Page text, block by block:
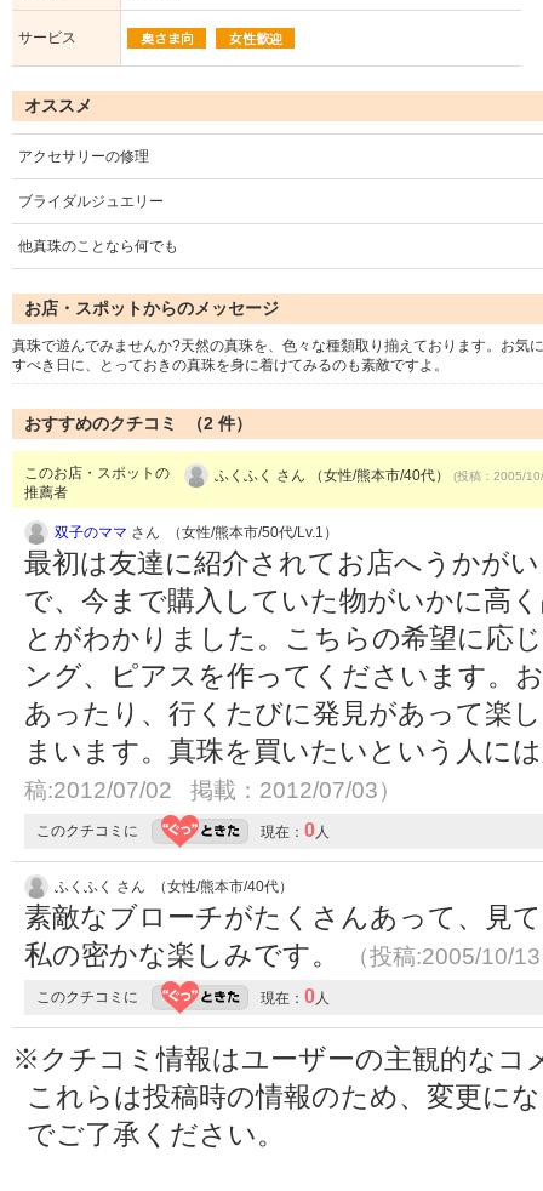
サービス
オススメ
アクセサリーの修理
ブライダルジュエリー
他真珠のことなら何でも
お店・スポットからのメッセージ
真珠で遊んでみませんか?天然の真珠を、色々な種類取り揃えております。お気
すべき日に、とっておきの真珠を身に着けてみるのも素敵ですよ。
おすすめのクチコミ （2 件）
このお店・スポットの
推薦者
ふくふく さん （女性/熊本市/40代） (投稿：2005/
双子のママ さん （女性/熊本市/50代/Lv.1）
最初は友達に紹介されてお店へうかが
で、今まで購入していた物がいかに高
とがわかりました。こちらの希望に応
ング、ピアスを作ってくださいます。
あったり、行くたびに発見があって楽
まいます。真珠を買いたいという人に
稿:2012/07/02 掲載：2012/07/03）
このクチコミに 現在： 0人
ふくふく さん （女性/熊本市/40代）
素敵なブローチがたくさんあって、見
私の密かな楽しみです。
（投稿:2005/10/
このクチコミに 現在： 0人
※クチコミ情報はユーザーの主観的なコ
これらは投稿時の情報のため、変更に
でご了承ください。